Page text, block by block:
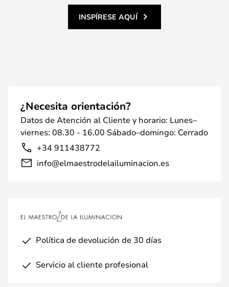
INSPÍRESE AQUÍ
¿Necesita orientación?
Datos de Atención al Cliente y horario: Lunes–
viernes: 08.30 - 16.00 Sábado–domingo: Cerrado
+34 911438772
info@elmaestrodelailuminacion.es
Política de devolución de 30 días
Servicio al cliente profesional